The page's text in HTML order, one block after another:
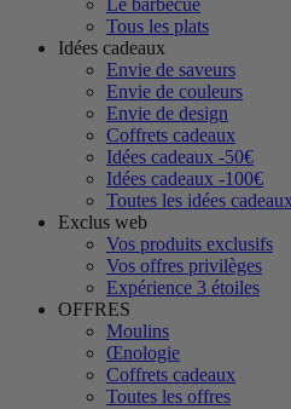
Le barbecue
Tous les plats
Idées cadeaux
Envie de saveurs
Envie de couleurs
Envie de design
Coffrets cadeaux
Idées cadeaux -50€
Idées cadeaux -100€
Toutes les idées cadeaux
Exclus web
Vos produits exclusifs
Vos offres privilèges
Expérience 3 étoiles
OFFRES
Moulins
Œnologie
Coffrets cadeaux
Toutes les offres